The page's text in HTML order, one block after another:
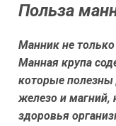
Польза
Манник не
Манная крупа
которые полезны
железо и
здоровья